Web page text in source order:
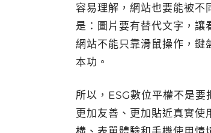
容易理解，網站也要能被
是：圖片要有替代文字，讓
網站不能只靠滑鼠操作，鍵
本功。
所以，ESG數位平權不是要
更加友善、更加貼近真實使